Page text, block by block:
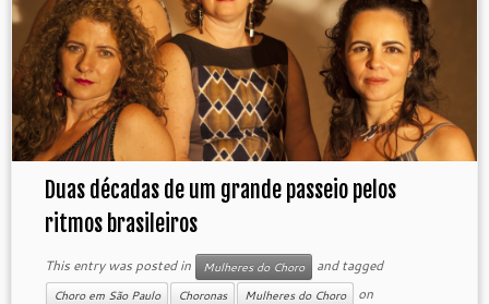
Duas décadas de um grande passeio pelos
ritmos brasileiros
This entry was posted in Mulheres do Choro and tagged
Choro em São Paulo Choronas Mulheres do Choro
on